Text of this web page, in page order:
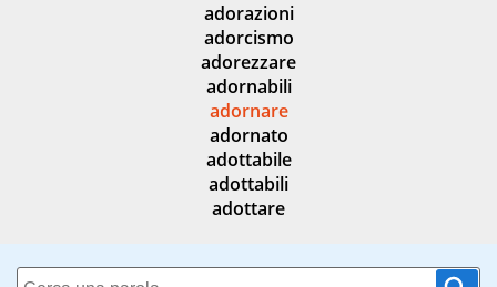
adorazioni
adorcismo
adorezzare
adornabili
adornare
adornato
adottabile
adottabili
adottare